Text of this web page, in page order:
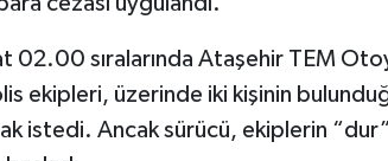
02.00 sıralarında Ataşehir TEM
ekipleri, üzerinde iki kişinin
istedi. Ancak sürücü, ekiplerin “dur”